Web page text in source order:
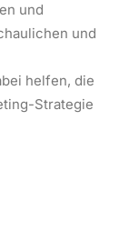
und
und
helfen, die
Strategie